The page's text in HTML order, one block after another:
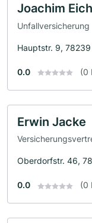
Joachim
Unfallversicherung
Hauptstr. 9,
0.0 (0
Erwin Jacke
Oberdorfstr. 46,
0.0 (0